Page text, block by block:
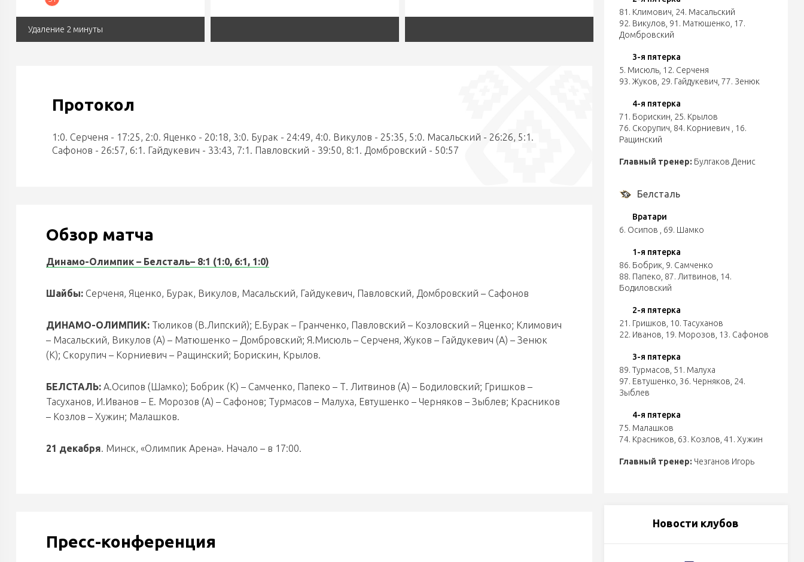
Удаление 2 минуты
Протокол
1:0. Серченя - 17:25, 2:0. Яценко - 20:18, 3:0. Бурак - 24:49, 4:0. Викулов - 25:35, 5:0. Масальский - 26:26, 5:1.
Сафонов - 26:57, 6:1. Гайдукевич - 33:43, 7:1. Павловский - 39:50, 8:1. Домбровский - 50:57
Обзор матча
Динамо-Олимпик – Белсталь– 8:1 (1:0, 6:1, 1:0)
Шайбы: Серченя, Яценко, Бурак, Викулов, Масальский, Гайдукевич, Павловский, Домбровский – Сафонов
ДИНАМО-ОЛИМПИК: Тюликов (В.Липский); Е.Бурак – Гранченко, Павловский – Козловский – Яценко; Климович
– Масальский, Викулов (А) – Матюшенко – Домбровский; Я.Мисюль – Серченя, Жуков – Гайдукевич (А) – Зенюк
(К); Скорупич – Корниевич – Ращинский; Борискин, Крылов.
БЕЛСТАЛЬ: А.Осипов (Шамко); Бобрик (К) – Самченко, Папеко – Т. Литвинов (А) – Бодиловский; Гришков –
Тасуханов, И.Иванов – Е. Морозов (А) – Сафонов; Турмасов – Малуха, Евтушенко – Черняков – Зыблев; Красников
– Козлов – Хужин; Малашков.
21 декабря. Минск, «Олимпик Арена». Начало – в 17:00.
Пресс-конференция
81. Климович 24. Масальский
92. Викулов 91. Матюшенко 17.
Домбровский
3-я пятерка
5. Мисюль, 12. Серченя
93. Жуков 29. Гайдукевич 77. Зенюк
4-я пятерка
71. Борискин 25. Крылов
76. Скорупич 84. Корниевич
16.
Ращинский
Главный тренер: Булгаков Денис
Белсталь
Вратари
6. Осипов
69. Шамко
1-я пятерка
86. Бобрик 9. Самченко
88. Папеко 87. Литвинов 14.
Бодиловский
2-я пятерка
21. Гришков 10. Тасуханов
22. Иванов 19. Морозов 13. Сафонов
3-я пятерка
89. Турмасов 51. Малуха
97. Евтушенко 36. Черняков 24.
Зыблев
4-я пятерка
75. Малашков
74. Красников 63. Козлов 41. Хужин
Главный тренер: Чезганов Игорь
Новости клубов